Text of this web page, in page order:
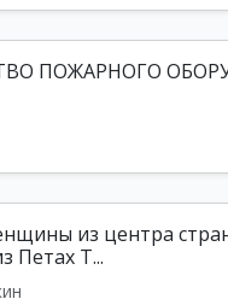
ПОЖАРНОГО
из центра
Петах Т...